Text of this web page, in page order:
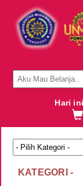
BELANJA
SEMUA PRODUK
MARKETPLACE
Konfirmasi
Hari ini
KATEGORI -